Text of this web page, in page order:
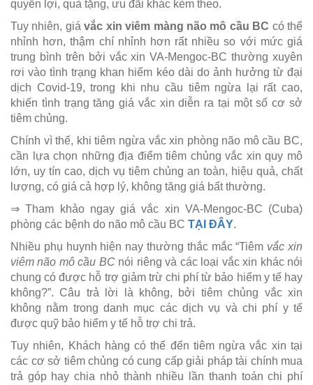
quyền lợi, quà tặng, ưu đãi khác kèm theo.
Tuy nhiên, giávắc xin viêm màng não mô cầu BC có thể
nhỉnh hơn, thậm chí nhỉnh hơn rất nhiều so với mức giá
trung bình trên bởi vắc xin VA-Mengoc-BC thường xuyên
rơi vào tình trạng khan hiếm kéo dài do ảnh hưởng từ đại
dịch Covid-19, trong khi nhu cầu tiêm ngừa lại rất cao,
khiến tình trạng tăng giá vắc xin diễn ra tại một số cơ sở
tiêm chủng.
Chính vì thế, khi tiêm ngừa vắc xin phòng não mô cầu BC,
cần lựa chọn những địa điểm tiêm chủng vắc xin quy mô
lớn, uy tín cao, dịch vụ tiêm chủng an toàn, hiệu quả, chất
lượng, có giá cả hợp lý, không tăng giá bất thường.
⇒ Tham khảo ngay giá vắc xin VA-Mengoc-BC (Cuba)
phòng các bệnh do não mô cầu BC TẠI ĐÂY.
Nhiều phụ huynh hiện nay thường thắc mắc “Tiêm vắc xin
viêm não mô cầu BCnói riêng và các loại vắc xin khác nói
chung có được hỗ trợ giảm trừ chi phí từ bảo hiểm y tế hay
không?”. Câu trả lời là không, bởi tiêm chủng vắc xin
không nằm trong danh mục các dịch vụ và chi phí y tế
được quỹ bảo hiểm y tế hỗ trợ chi trả.
Tuy nhiên, Khách hàng có thể đến tiêm ngừa vắc xin tại
các cơ sở tiêm chủng có cung cấp giải pháp tài chính mua
trả góp hay chia nhỏ thành nhiều lần thanh toán chi phí